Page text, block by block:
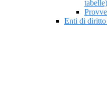
tabelle)
Enti di